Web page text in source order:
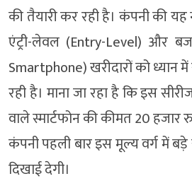
की तैयारी कर रही है। कंपनी की
एंट्री-लेवल (Entry-Level) और
Smartphone) खरीदारों को
रही है। माना जा रहा है कि इस
वाले स्मार्टफोन की कीमत 20
कंपनी पहली बार इस मूल्य वर्ग में बड़े
दिखाई देगी।